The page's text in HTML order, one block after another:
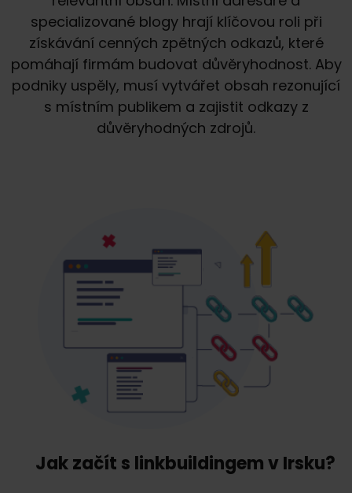
specializované blogy hrají klíčovou roli při
získávání cenných zpětných odkazů, které
pomáhají firmám budovat důvěryhodnost. Aby
podniky uspěly, musí vytvářet obsah rezonující
s místním publikem a zajistit odkazy z
důvěryhodných zdrojů.
Jak začít s linkbuildingem v Irsku?